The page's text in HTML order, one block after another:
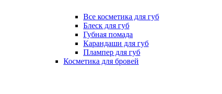
Все косметика для губ
Блеск для губ
Губная помада
Карандаши для губ
Плампер для губ
Косметика для бровей